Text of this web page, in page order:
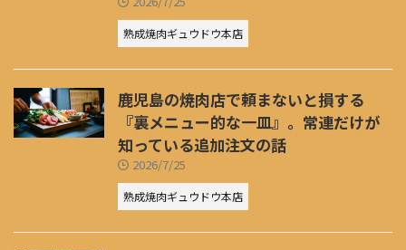
熟成焼肉ギュウドウ本店
鹿児島の焼肉店で頼まないと損する
『裏メニュー的な一皿』。常連だけが
知っている追加注文の話
2026/7/25
熟成焼肉ギュウドウ本店